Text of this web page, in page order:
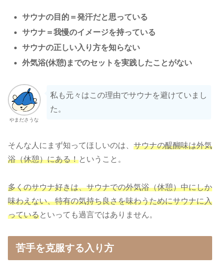
サウナの目的＝発汗だと思っている
サウナ＝我慢のイメージを持っている
サウナの正しい入り方を知らない
外気浴(休憩)までのセットを実践したことがない
やまださうな
私も元々はこの理由でサウナを避けていまし
た。
そんな人にまず知ってほしいのは、 サウナの醍醐味は外気
浴（休憩）にある！ということ。
多くのサウナ好きは、サウナでの外気浴（休憩）中にしか
味わえない、特有の気持ち良さを味わうためにサウナに入
っているといっても過言ではありません。
苦手を克服する入り方